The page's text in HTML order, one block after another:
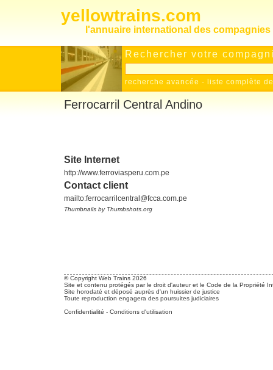
yellowtrains.com
l'annuaire international des
Rechercher votre
recherche avancée - liste complète
Ferrocarril Central Andino
Site Internet
http://www.ferroviasperu.com.pe
Contact client
mailto:ferrocarrilcentral@fcca.com.pe
Thumbnails by Thumbshots.org
© Copyright Web Trains 2026
Site et contenu protégés par le droit d'auteur et le Code de la Propriété
Site horodaté et déposé auprès d'un huissier de justice
Toute reproduction engagera des poursuites judiciaires
Confidentialité - Conditions d'utilisation